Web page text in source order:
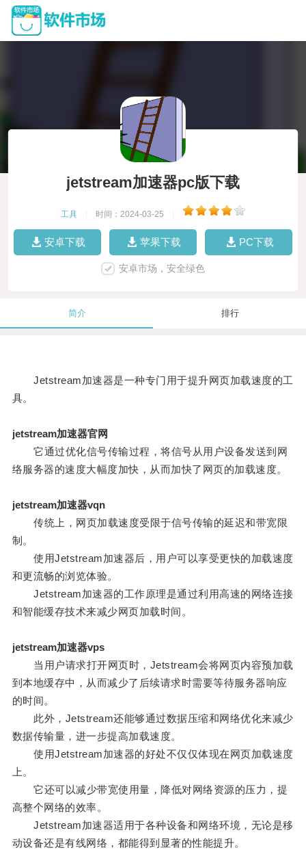
jetstream加速器pc版下载
工具 时间：2024-03-25
安卓下载 苹果下载 PC下载
安卓市场，安全绿色
简介 排行
Jetstream加速器是一种专门用于提升网页加载速度的工
具。
jetstream加速器官网
它通过优化信号传输过程，将信号从用户设备发送到网
络服务器的速度大幅度加快，从而加快了网页的加载速度。
jetstream加速器vqn
传统上，网页加载速度受限于信号传输的延迟和带宽限
制。
使用Jetstream加速器后，用户可以享受更快的加载速度
和更流畅的浏览体验。
Jetstream加速器的工作原理是通过利用高速的网络连接
和智能缓存技术来减少网页加载时间。
jetstream加速器vps
当用户请求打开网页时，Jetstream会将网页内容预加载
到本地缓存中，从而减少了后续请求时需要等待服务器响应
的时间。
此外，Jetstream还能够通过数据压缩和网络优化来减少
数据传输量，进一步提高加载速度。
使用Jetstream加速器的好处不仅仅体现在网页加载速度
上。
它还可以减少带宽使用量，降低对网络资源的压力，提
高整个网络的效率。
Jetstream加速器适用于各种设备和网络环境，无论是移
动设备还是有线网络，都能得到显著的性能提升。